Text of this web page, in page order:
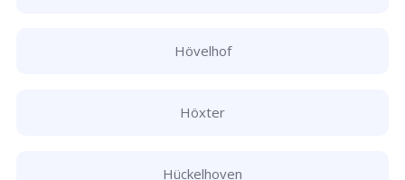
Hövelhof
Höxter
Hückelhoven